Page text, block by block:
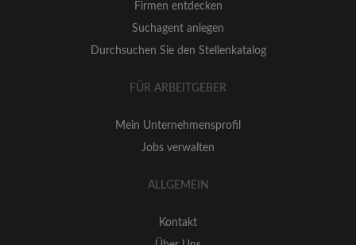
Firmen entdecken
Suchagent anlegen
Durchsuchen Sie den Stellenkatalog
FÜR ARBEITGEBER
Mein Unternehmensprofil
Jobs verwalten
ALLGEMEIN
Kontakt